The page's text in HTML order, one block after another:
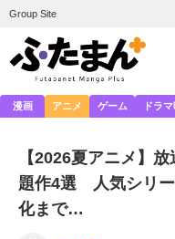
Group Site
漫画 アニメ ゲーム ドラ
【2026夏アニメ】
題作4選 人気シリー
化まで…